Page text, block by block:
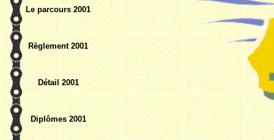
Le parcours 2001
Règlement 2001
Détail 2001
Diplômes 2001